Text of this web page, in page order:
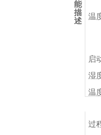
能
描
述
温
启
湿
温
过